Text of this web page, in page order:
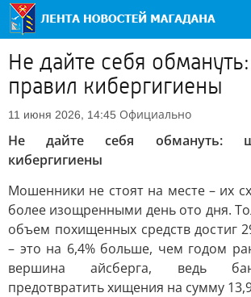
Не дайте себя
правил кибергигиены
11 июня 2026, 14:45 Официально
Не дайте себя обмануть:
кибергигиены
Мошенники не стоят на месте – их
более изощренными день ото дня.
объем похищенных средств достиг
– это на 6,4% больше, чем годом
вершина айсберга, ведь
предотвратить хищения на сумму